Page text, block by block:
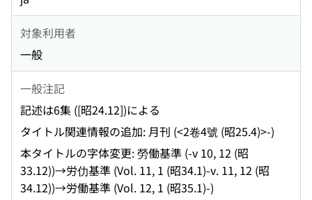
対象利用者
一般
一般注記
記述は6集 ([昭24.12])による
タイトル関連情報の追加: 月刊 (<2卷4號 (昭25.4)>-)
本タイトルの字体変更: 勞働基準 (-v 10, 12 (昭
33.12))→労仂基準 (Vol. 11, 1 (昭34.1)-v. 11, 12 (昭
34.12))→労働基準 (Vol. 12, 1 (昭35.1)-)